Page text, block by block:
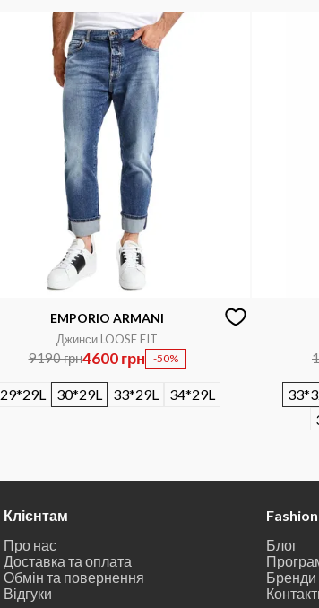
EMPORIO ARMANI
Джинси LOOSE FIT
9190 грн4600 грн -50%
29*29L 30*29L 33*29L 34*29L
Клієнтам
Про нас
Доставка та оплата
Обмін та повернення
Відгуки
Блог
Бренди